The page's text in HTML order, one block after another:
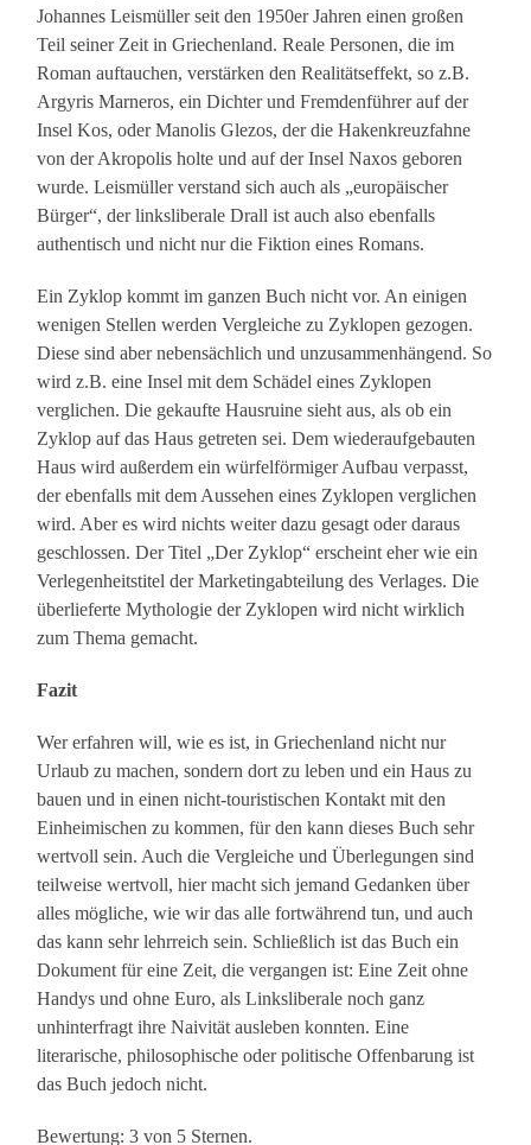
Johannes Leismüller seit den 1950er Jahren einen großen
Teil seiner Zeit in Griechenland. Reale Personen, die im
Roman auftauchen, verstärken den Realitätseffekt, so z.B.
Argyris Marneros, ein Dichter und Fremdenführer auf der
Insel Kos, oder Manolis Glezos, der die Hakenkreuzfahne
von der Akropolis holte und auf der Insel Naxos geboren
wurde. Leismüller verstand sich auch als „europäischer
Bürger“, der linksliberale Drall ist auch also ebenfalls
authentisch und nicht nur die Fiktion eines Romans.
Ein Zyklop kommt im ganzen Buch nicht vor. An einigen
wenigen Stellen werden Vergleiche zu Zyklopen gezogen.
Diese sind aber nebensächlich und unzusammenhängend. So
wird z.B. eine Insel mit dem Schädel eines Zyklopen
verglichen. Die gekaufte Hausruine sieht aus, als ob ein
Zyklop auf das Haus getreten sei. Dem wiederaufgebauten
Haus wird außerdem ein würfelförmiger Aufbau verpasst,
der ebenfalls mit dem Aussehen eines Zyklopen verglichen
wird. Aber es wird nichts weiter dazu gesagt oder daraus
geschlossen. Der Titel „Der Zyklop“ erscheint eher wie ein
Verlegenheitstitel der Marketingabteilung des Verlages. Die
überlieferte Mythologie der Zyklopen wird nicht wirklich
zum Thema gemacht.
Fazit
Wer erfahren will, wie es ist, in Griechenland nicht nur
Urlaub zu machen, sondern dort zu leben und ein Haus zu
bauen und in einen nicht-touristischen Kontakt mit den
Einheimischen zu kommen, für den kann dieses Buch sehr
wertvoll sein. Auch die Vergleiche und Überlegungen sind
teilweise wertvoll, hier macht sich jemand Gedanken über
alles mögliche, wie wir das alle fortwährend tun, und auch
das kann sehr lehrreich sein. Schließlich ist das Buch ein
Dokument für eine Zeit, die vergangen ist: Eine Zeit ohne
Handys und ohne Euro, als Linksliberale noch ganz
unhinterfragt ihre Naivität ausleben konnten. Eine
literarische, philosophische oder politische Offenbarung ist
das Buch jedoch nicht.
Bewertung: 3 von 5 Sternen.